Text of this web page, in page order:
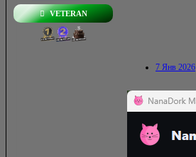
VETERAN
7 Янв 2026